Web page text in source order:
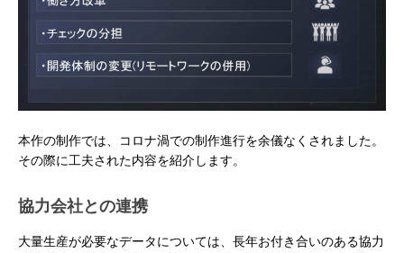
本作の制作では、コロナ渦での制作進行を余儀なくされました。
その際に工夫された内容を紹介します。
協力会社との連携
大量生産が必要なデータについては、長年お付き合いのある協力